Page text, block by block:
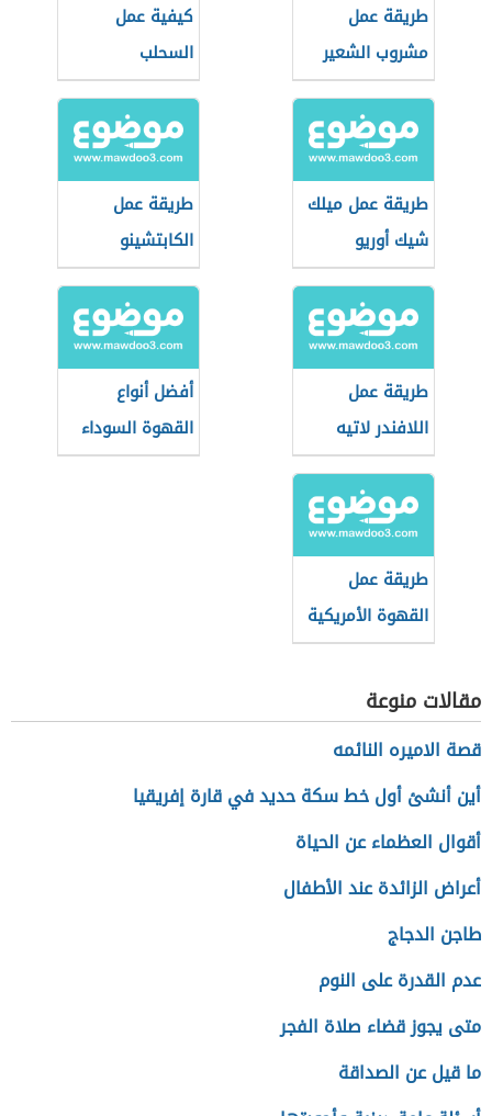
طريقة عمل
مشروب الشعير
كيفية عمل
السحلب
طريقة عمل ميلك
شيك أوريو
طريقة عمل
الكابتشينو
طريقة عمل
اللافندر لاتيه
أفضل أنواع
القهوة السوداء
طريقة عمل
القهوة الأمريكية
في البيت
مقالات منوعة
قصة الاميره النائمه
أين أنشئ أول خط سكة حديد في قارة إفريقيا
أقوال العظماء عن الحياة
أعراض الزائدة عند الأطفال
طاجن الدجاج
عدم القدرة على النوم
متى يجوز قضاء صلاة الفجر
ما قيل عن الصداقة